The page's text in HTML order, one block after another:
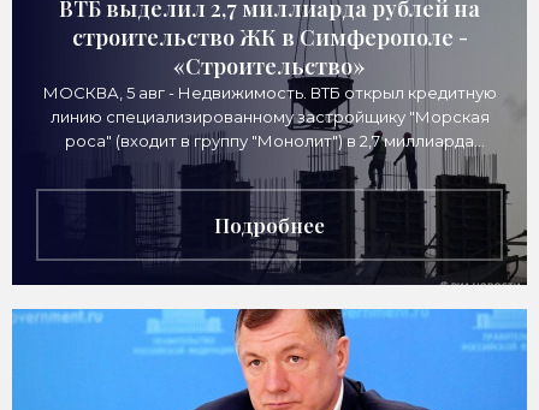
ВТБ выделил 2,7 миллиарда рублей на
строительство ЖК в Симферополе -
«Строительство»
МОСКВА, 5 авг - Недвижимость. ВТБ открыл кредитную
линию специализированному застройщику "Морская
роса" (входит в группу "Монолит") в 2,7 миллиарда
рублей для
Подробнее